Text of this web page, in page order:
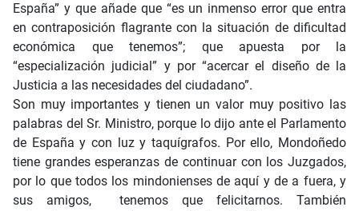
España” y que añade que “es un inmenso error que entra
en contraposición flagrante con la situación de dificultad
económica que tenemos”; que apuesta por la
“especialización judicial” y por “acercar el diseño de la
Justicia a las necesidades del ciudadano”.
Son muy importantes y tienen un valor muy positivo las
palabras del Sr. Ministro, porque lo dijo ante el Parlamento
de España y con luz y taquígrafos. Por ello, Mondoñedo
tiene grandes esperanzas de continuar con los Juzgados,
por lo que todos los mindonienses de aquí y de a fuera, y
sus amigos, tenemos que felicitarnos. También